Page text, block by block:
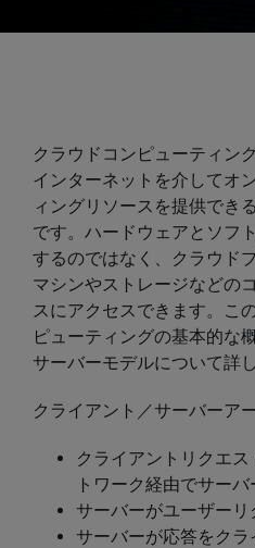
クラウドコンピューティン
インターネットを介してオ
ィングリソースを提供でき
です。ハードウェアとソフ
するのではなく、クラウド
マシンやストレージなどの
スにアクセスできます。こ
ピューティングの基本的な
サーバーモデルについて詳
クライアント／サーバーア
クライアントリクエ
トワーク経由でサー
サーバーがユーザー
サーバーが応答をク